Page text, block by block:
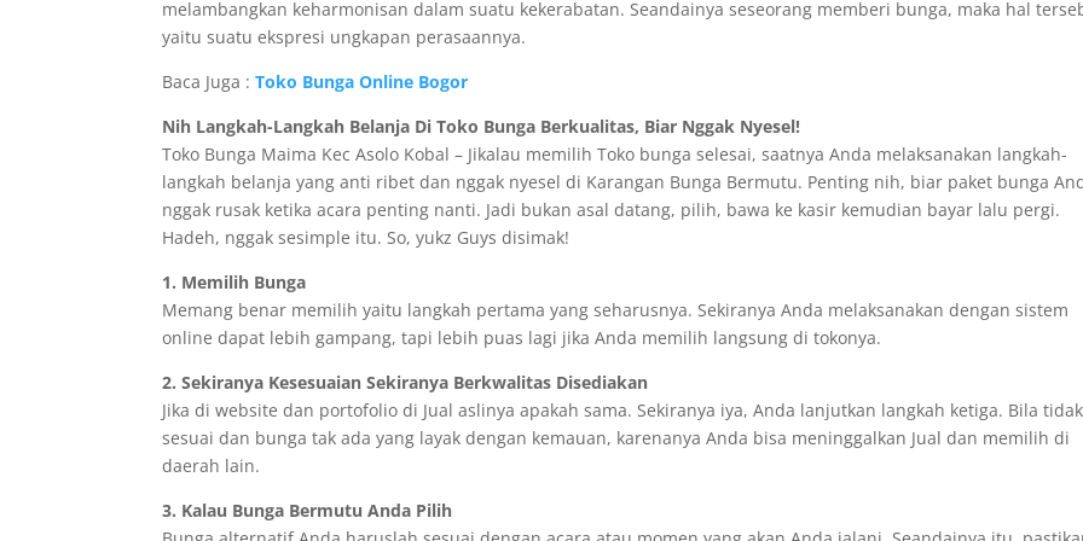
melambangkan keharmonisan dalam suatu kekerabatan. Seandainya seseorang memberi bunga, maka hal
yaitu suatu ekspresi ungkapan perasaannya.
Baca Juga :Toko Bunga Online Bogor
Nih Langkah-Langkah Belanja Di Toko Bunga Berkualitas, Biar Nggak Nyesel!
Toko Bunga Maima Kec Asolo Kobal – Jikalau memilih Toko bunga selesai, saatnya Anda melaksanakan langkah-
langkah belanja yang anti ribet dan nggak nyesel di Karangan Bunga Bermutu. Penting nih, biar paket bunga
nggak rusak ketika acara penting nanti. Jadi bukan asal datang, pilih, bawa ke kasir kemudian bayar lalu pergi.
Hadeh, nggak sesimple itu. So, yukz Guys disimak!
1. Memilih Bunga
Memang benar memilih yaitu langkah pertama yang seharusnya. Sekiranya Anda melaksanakan dengan sistem
online dapat lebih gampang, tapi lebih puas lagi jika Anda memilih langsung di tokonya.
2. Sekiranya Kesesuaian Sekiranya Berkwalitas Disediakan
Jika di website dan portofolio di Jual aslinya apakah sama. Sekiranya iya, Anda lanjutkan langkah ketiga. Bila tidak
sesuai dan bunga tak ada yang layak dengan kemauan, karenanya Anda bisa meninggalkan Jual dan memilih di
daerah lain.
3. Kalau Bunga Bermutu Anda Pilih